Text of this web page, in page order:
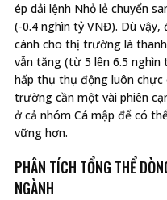
ép dải lệnh Nhỏ lẻ chuyển
(-0.4 nghìn tỷ VNĐ). Dù
cánh cho thị trường là
vẫn tăng (từ 5 lên 6.5
hấp thụ thụ động luôn chực
trường cần một vài phiên
ở cả nhóm Cá mập để có
vững hơn.
PHÂN TÍCH TỔNG THỂ
NGÀNH